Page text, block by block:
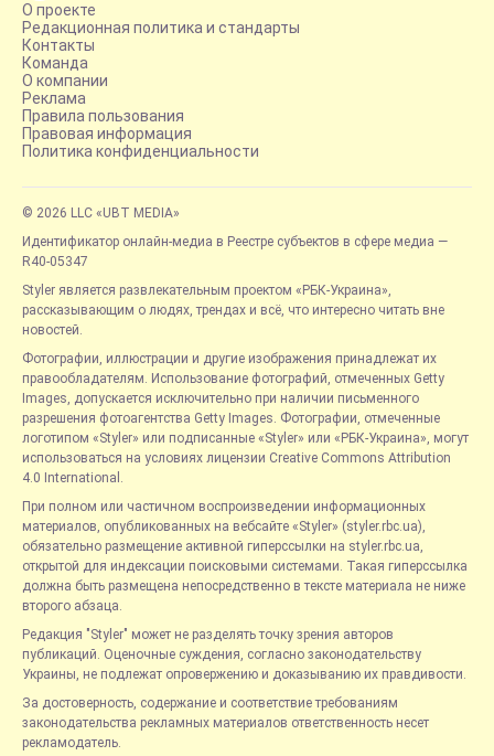
О проекте
Редакционная политика и стандарты
Контакты
Команда
О компании
Реклама
Правила пользования
Правовая информация
Политика конфиденциальности
© 2026 LLC «UBT MEDIA»
Идентификатор онлайн-медиа в Реестре субъектов в сфере медиа —
R40-05347
Styler является развлекательным проектом «РБК-Украина»,
рассказывающим о людях, трендах и всё, что интересно читать вне
новостей.
Фотографии, иллюстрации и другие изображения принадлежат их
правообладателям. Использование фотографий, отмеченных Getty
Images, допускается исключительно при наличии письменного
разрешения фотоагентства Getty Images. Фотографии, отмеченные
логотипом «Styler» или подписанные «Styler» или «РБК-Украина», могут
использоваться на условиях лицензии Creative Commons Attribution
4.0 International.
При полном или частичном воспроизведении информационных
материалов, опубликованных на вебсайте «Styler» (styler.rbc.ua),
обязательно размещение активной гиперссылки на styler.rbc.ua,
открытой для индексации поисковыми системами. Такая гиперссылка
должна быть размещена непосредственно в тексте материала не ниже
второго абзаца.
Редакция "Styler" может не разделять точку зрения авторов
публикаций. Оценочные суждения, согласно законодательству
Украины, не подлежат опровержению и доказыванию их правдивости.
За достоверность, содержание и соответствие требованиям
законодательства рекламных материалов ответственность несет
рекламодатель.